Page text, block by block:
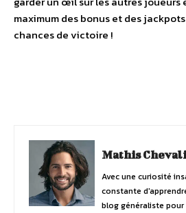
maximum des bonus et des
chances de victoire !
Mathis
Avec une curiosité
constante
blog généraliste pour